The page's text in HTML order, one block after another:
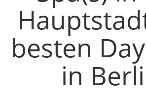
besten
in